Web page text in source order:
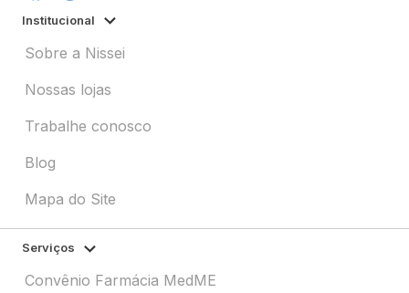
Institucional
Sobre a Nissei
Nossas lojas
Trabalhe conosco
Blog
Mapa do Site
Serviços
Convênio Farmácia MedME